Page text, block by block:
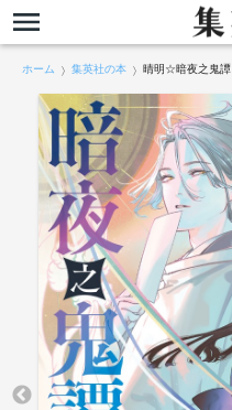
ホーム 集英社の本 晴明☆暗夜之鬼譚